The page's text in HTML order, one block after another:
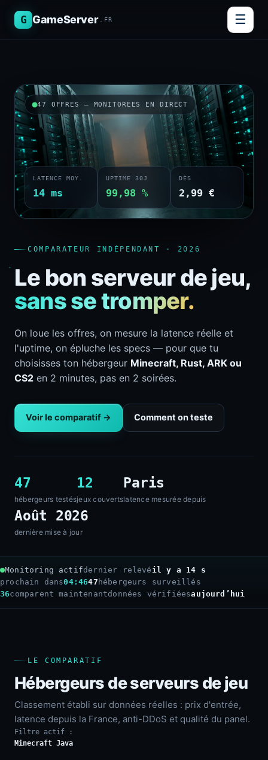
G GameServer .FR ☰
COMPARATEUR INDÉPENDANT · 2026
Le bon serveur de jeu,
sans se tromper.
On loue les offres, on mesure la latence réelle et
l'uptime, on épluche les specs — pour que tu
choisisses ton hébergeur Minecraft, Rust, ARK ou
CS2 en 2 minutes, pas en 2 soirées.
Voir le comparatif → Comment on teste
47
hébergeurs testés
12
jeux couverts
Paris
latence mesurée depuis
Août 2026
dernière mise à jour
47 OFFRES — MONITORÉES EN DIRECT
LATENCE MOY.
14 ms
UPTIME 30J
99,98 %
DÈS
2,99 €
Monitoring actifdernier relevé il y a 16 s
prochain dans04:4447 hébergeurs surveillés
36comparent maintenantdonnées vérifiéesaujourd’hui
LE COMPARATIF
Hébergeurs de serveurs de jeu
Classement établi sur données réelles : prix d'entrée,
latence depuis la France, anti-DDoS et qualité du panel.
Filtre actif :
Minecraft Java